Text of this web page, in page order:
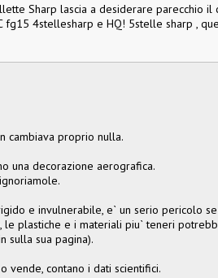
Sharp lascia a desiderare parecchio il
fg15 4stellesharp e HQ! 5stelle sharp ,
cambiava proprio nulla.
una decorazione aerografica.
e invulnerabile, e` un serio pericolo
le plastiche e i materiali piu` teneri
sulla sua pagina).
vende, contano i dati scientifici.